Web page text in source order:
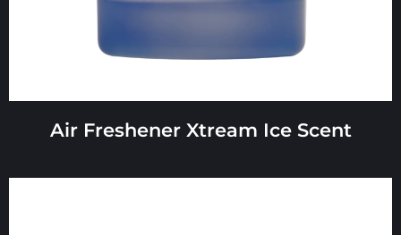
Air Freshener Xtream Ice Scent